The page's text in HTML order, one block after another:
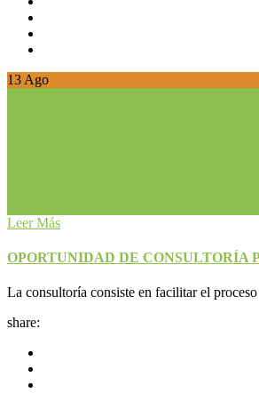
13 Ago
Leer Más
OPORTUNIDAD DE CONSULTORÍA
La consultoría consiste en facilitar el
share: